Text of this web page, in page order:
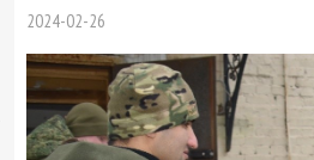
2024-02-26